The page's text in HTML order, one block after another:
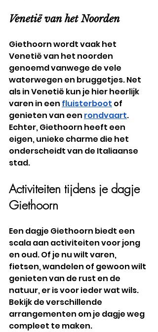
Venetië van het Noorden
Giethoorn wordt vaak het
Venetië van het noorden
genoemd vanwege de vele
waterwegen en bruggetjes. Net
als in Venetië kun je hier heerlijk
varen in een fluisterboot of
genieten van een rondvaart.
Echter, Giethoorn heeft een
eigen, unieke charme die het
onderscheidt van de Italiaanse
stad.
Activiteiten tijdens je dagje
Giethoorn
Een dagje Giethoorn biedt een
scala aan activiteiten voor jong
en oud. Of je nu wilt varen,
fietsen, wandelen of gewoon wilt
genieten van de rust en de
natuur, er is voor ieder wat wils.
Bekijk de verschillende
arrangementen om je dagje weg
compleet te maken.